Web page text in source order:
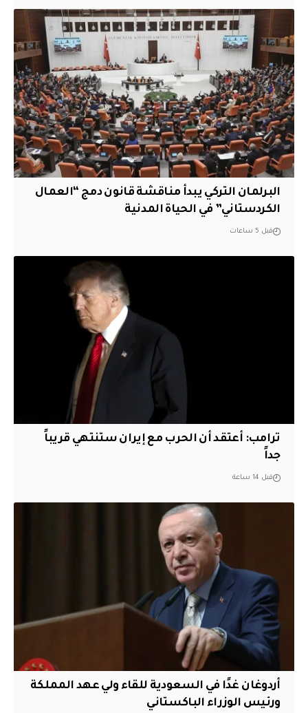
البرلمان التركي يبدأ مناقشة قانون دمج “العمال
الكردستاني” في الحياة المدنية
قبل 5 ساعات
‏ترامب: أعتقد أن الحرب مع إيران ستنتهي قريباً
جداً
قبل 14 ساعة
أردوغان غدًا في السعودية للقاء ولي عهد المملكة
ورئيس الوزراء الباكستاني